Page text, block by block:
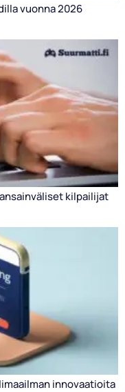
vuonna 2026
kilpailijat
innovaatioita